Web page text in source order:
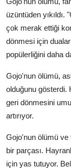
üzüntüden
çok merak ettiği
dönmesi için
popülerliğini daha
Gojo'nun ölümü,
olduğunu gösterdi.
geri dönmesini
artırıyor.
Gojo'nun ölümü ve
bir parçası.
için yas tutuyor.